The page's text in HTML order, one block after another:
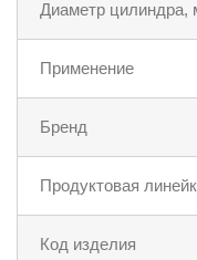
Диаметр цилиндра,
Применение
Бренд
Продуктовая
Код изделия